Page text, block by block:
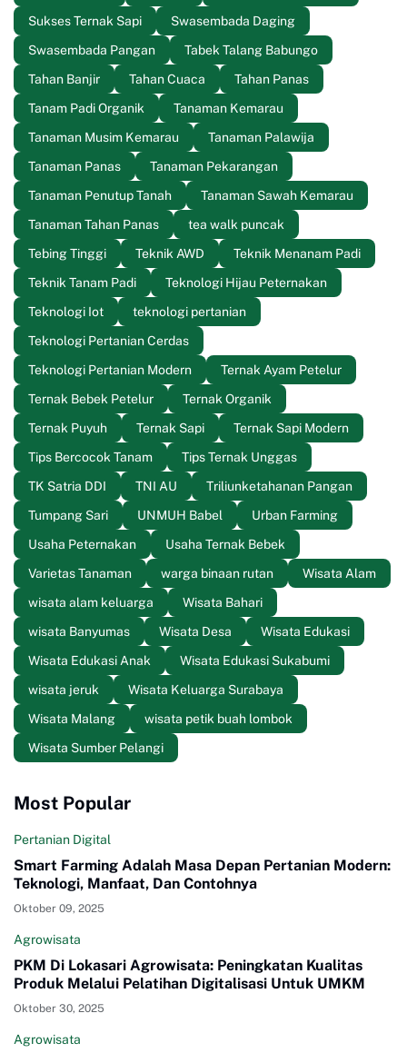
Sukses Ternak Sapi
Swasembada Daging
Swasembada Pangan
Tabek Talang Babungo
Tahan Banjir
Tahan Cuaca
Tahan Panas
Tanam Padi Organik
Tanaman Kemarau
Tanaman Musim Kemarau
Tanaman Palawija
Tanaman Panas
Tanaman Pekarangan
Tanaman Penutup Tanah
Tanaman Sawah Kemarau
Tanaman Tahan Panas
tea walk puncak
Tebing Tinggi
Teknik AWD
Teknik Menanam Padi
Teknik Tanam Padi
Teknologi Hijau Peternakan
Teknologi Iot
teknologi pertanian
Teknologi Pertanian Cerdas
Teknologi Pertanian Modern
Ternak Ayam Petelur
Ternak Bebek Petelur
Ternak Organik
Ternak Puyuh
Ternak Sapi
Ternak Sapi Modern
Tips Bercocok Tanam
Tips Ternak Unggas
TK Satria DDI
TNI AU
Triliunketahanan Pangan
Tumpang Sari
UNMUH Babel
Urban Farming
Usaha Peternakan
Usaha Ternak Bebek
Varietas Tanaman
warga binaan rutan
Wisata Alam
wisata alam keluarga
Wisata Bahari
wisata Banyumas
Wisata Desa
Wisata Edukasi
Wisata Edukasi Anak
Wisata Edukasi Sukabumi
wisata jeruk
Wisata Keluarga Surabaya
Wisata Malang
wisata petik buah lombok
Wisata Sumber Pelangi
Most Popular
Pertanian Digital
Smart Farming Adalah Masa Depan Pertanian Modern:
Teknologi, Manfaat, Dan Contohnya
Oktober 09, 2025
Agrowisata
PKM Di Lokasari Agrowisata: Peningkatan Kualitas
Produk Melalui Pelatihan Digitalisasi Untuk UMKM
Oktober 30, 2025
Agrowisata